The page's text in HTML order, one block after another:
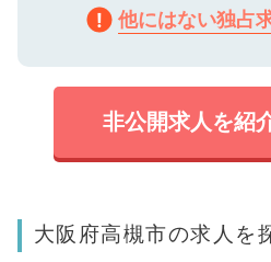
他にはない独占
非公開求人を紹
大阪府高槻市の求人を